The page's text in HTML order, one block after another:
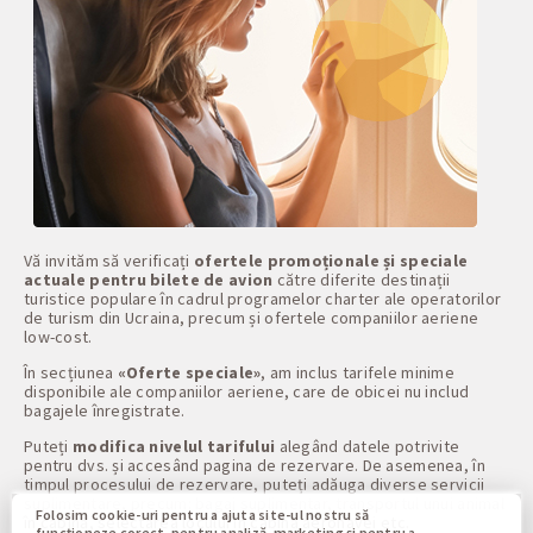
Vă invităm să verificați ofertele promoționale și speciale
actuale pentru bilete de avion către diferite destinații
turistice populare în cadrul programelor charter ale operatorilor
de turism din Ucraina, precum și ofertele companiilor aeriene
low-cost.
În secțiunea «Oferte speciale», am inclus tarifele minime
disponibile ale companiilor aeriene, care de obicei nu includ
bagajele înregistrate.
Puteți modifica nivelul tarifului alegând datele potrivite
pentru dvs. și accesând pagina de rezervare. De asemenea, în
timpul procesului de rezervare, puteți adăuga diverse servicii
în cabină, selectarea locului în cabina aeronavei etc.
Folosim cookie-uri pentru a ajuta site-ul nostru să